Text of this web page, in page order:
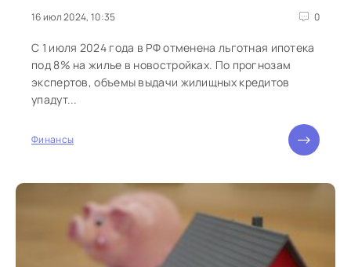
16 июл 2024, 10:35 0
С 1 июля 2024 года в РФ отменена льготная ипотека
под 8% на жилье в новостройках. По прогнозам
экспертов, объемы выдачи жилищных кредитов
упадут...
Финансы